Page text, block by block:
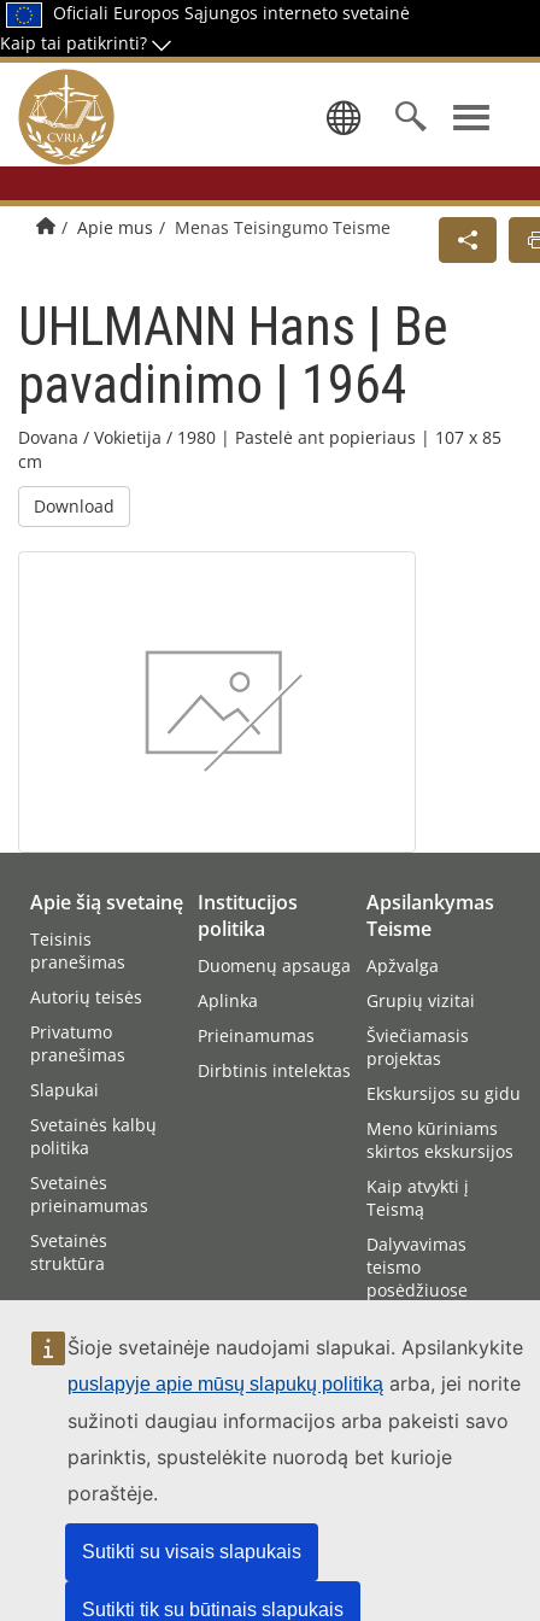
Šioje svetainėje naudojami slapukai. Apsilankykite
puslapyje apie mūsų slapukų politiką arba, jei norite
sužinoti daugiau informacijos arba pakeisti savo
parinktis, spustelėkite nuorodą bet kurioje
poraštėje.
Sutikti su visais slapukais
Sutikti tik su būtinais slapukais
Oficiali Europos Sąjungos interneto svetainė
Kaip tai patikrinti?
Pasirinkti
Pradžios puslapis
Apie mus Menas Teisingumo Teisme
UHLMANN Hans | Be
pavadinimo | 1964
Dovana / Vokietija / 1980 | Pastelė ant popieriaus | 107 x 85
cm
Download
Apie šią svetainę
Teisinis
pranešimas
Autorių teisės
Privatumo
pranešimas
Slapukai
Svetainės kalbų
politika
Svetainės
prieinamumas
Svetainės
struktūra
Institucijos
politika
Duomenų apsauga
Aplinka
Prieinamumas
Dirbtinis intelektas
Apsilankymas
Teisme
Apžvalga
Grupių vizitai
Šviečiamasis
projektas
Ekskursijos su gidu
Meno kūriniams
skirtos ekskursijos
Kaip atvykti į
Teismą
Dalyvavimas
teismo
posėdžiuose
Kontaktai